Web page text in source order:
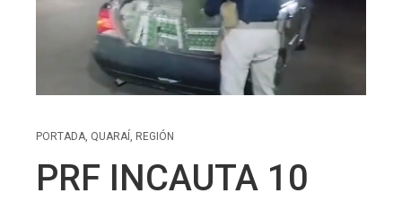
PORTADA, QUARAÍ , REGIÓN
PRF INCAUTA 10